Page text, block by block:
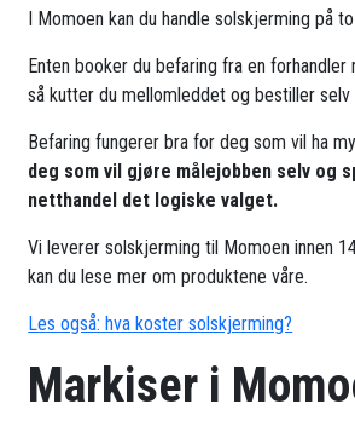
I Momoen kan du handle solskjerming på
Enten booker du befaring fra en
så kutter du mellomleddet og bestiller selv
Befaring fungerer bra for deg som vil ha
deg som vil gjøre målejobben selv og
netthandel det logiske valget.
Vi leverer solskjerming til Momoen innen
kan du lese mer om produktene våre.
Les også: hva koster solskjerming?
Markiser i